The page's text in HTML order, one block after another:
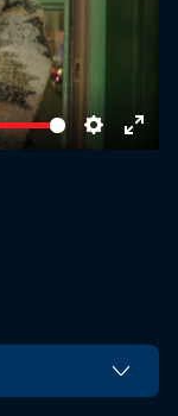
Settings